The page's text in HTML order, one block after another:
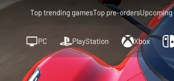
Top trending gamesTop pre-ordersUpcoming
PC PlayStation Xbox